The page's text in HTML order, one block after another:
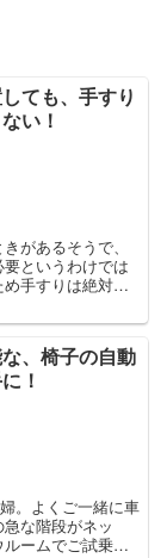
ても、手すり
い！
があるそうで、
というわけでは
手すりは絶対に
、椅子の自動
！
。よくご一緒に車
な階段がネッ
ームでご試乗い